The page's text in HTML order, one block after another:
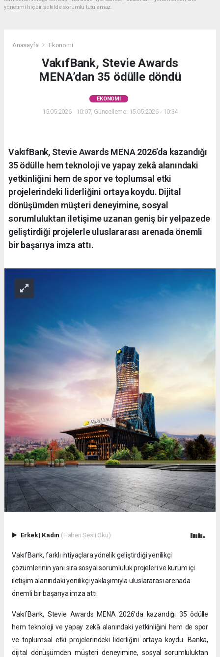
yönetimi hiçbir şekilde sorumlu tutulamaz.
Anasayfa Ekonomi
VakıfBank, Stevie Awards
MENA’dan 35 ödülle döndü
EKONOMI
15.05.2026 - 10:07, Güncelleme: 15.05.2026 - 10:34
VakıfBank, Stevie Awards MENA 2026’da kazandığı
35 ödülle hem teknoloji ve yapay zekâ alanındaki
yetkinliğini hem de spor ve toplumsal etki
projelerindeki liderliğini ortaya koydu. Dijital
dönüşümden müşteri deneyimine, sosyal
sorumluluktan iletişime uzanan geniş bir yelpazede
geliştirdiği projelerle uluslararası arenada önemli
bir başarıya imza attı.
Erkek| Kadın (Haberi Sesli Oku)
VakıfBank, farklı ihtiyaçlara yönelik geliştirdiği yenilikçi
çözümlerinin yanı sıra sosyal sorumluluk projeleri ve kurum içi
iletişim alanındaki yenilikçi yaklaşımıyla uluslararası arenada
önemli bir başarıya imza attı.
VakıfBank, Stevie Awards MENA 2026’da kazandığı 35 ödülle
hem teknoloji ve yapay zekâ alanındaki yetkinliğini hem de spor
ve toplumsal etki projelerindeki liderliğini ortaya koydu. Banka,
dijital dönüşümden müşteri deneyimine, sosyal sorumluluktan